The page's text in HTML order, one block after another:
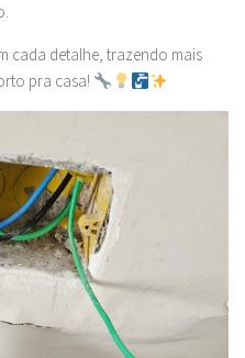
cada detalhe, trazendo mais
pra casa!